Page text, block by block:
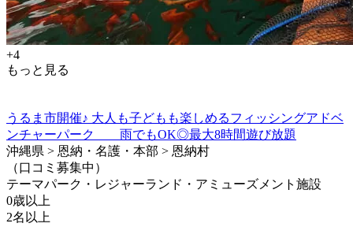
+4
もっと見る
うるま市開催♪ 大人も子どもも楽しめるフィッシングアドベ
ンチャーパーク 雨でもOK◎最大8時間遊び放題
沖縄県 > 恩納・名護・本部 > 恩納村
（口コミ募集中）
テーマパーク・レジャーランド・アミューズメント施設
0歳以上
2名以上